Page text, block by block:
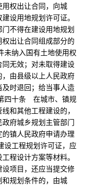
权出让合同，向城
设用地规划许可证。
不得在建设用地规划
出让合同组成部分的
纳入国有土地使用权
无效；对未取得建设
由县级以上人民政府
时退回；给当事人造
十条 在城市、镇规
和其他工程建设的，
府城乡规划主管部门
镇人民政府申请办理
工程规划许可证，应
程设计方案等材料。
项目，还应当提交修
规划条件的，由城